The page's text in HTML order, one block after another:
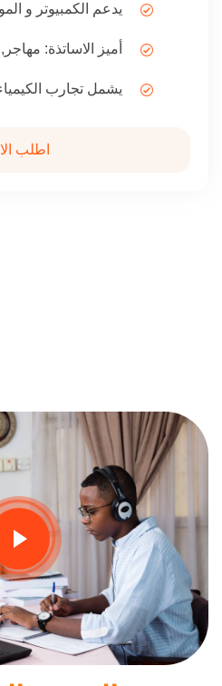
يدعم الكمبيوتر و
أميز الاساتذة:
يشمل تجارب
اطلب